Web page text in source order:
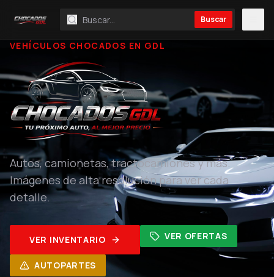
Buscar
VEHÍCULOS CHOCADOS EN GDL
Autos, camionetas, tractocamiones y más.
Imágenes de alta resolución para ver cada
detalle.
VER INVENTARIO VER OFERTAS
AUTOPARTES